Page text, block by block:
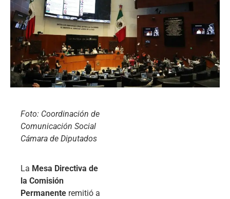
Foto: Coordinación de
Comunicación Social
Cámara de Diputados
La Mesa Directiva de
la Comisión
Permanente remitió a